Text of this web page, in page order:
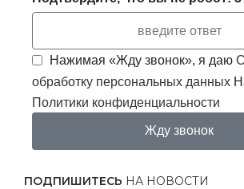
Нажимая «Жду звонок», я даю
обработку персональных данных
Политики конфиденциальности
Жду звонок
ПОДПИШИТЕСЬ НА НОВОСТИ